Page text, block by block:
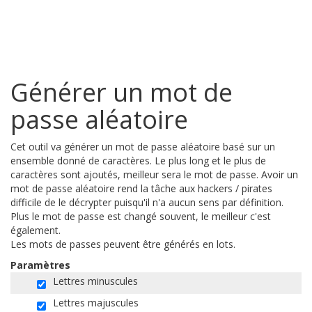
Générer un mot de
passe aléatoire
Cet outil va générer un mot de passe aléatoire basé sur un
ensemble donné de caractères. Le plus long et le plus de
caractères sont ajoutés, meilleur sera le mot de passe. Avoir un
mot de passe aléatoire rend la tâche aux hackers / pirates
difficile de le décrypter puisqu'il n'a aucun sens par définition.
Plus le mot de passe est changé souvent, le meilleur c'est
également.
Les mots de passes peuvent être générés en lots.
Paramètres
Lettres minuscules
Lettres majuscules